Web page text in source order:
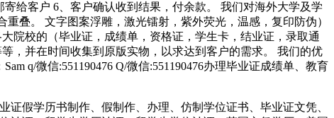
给客户 6、客户确认收到结果，付余款。 我们对海外大学及学
叠。 文字图案浮雕，激光镭射，紫外荧光，温感，复印防伪）
院校的（毕业证，成绩单，资格证，学生卡，结业证，录取通
，并在时间收集到原版实物，以求达到客户的需求。 我们的优
q/微信:551190476 Q/微信:551190476办理毕业证成绩单、教育
假学历书制作、假制作、办理、仿制学位证书、毕业证文凭、